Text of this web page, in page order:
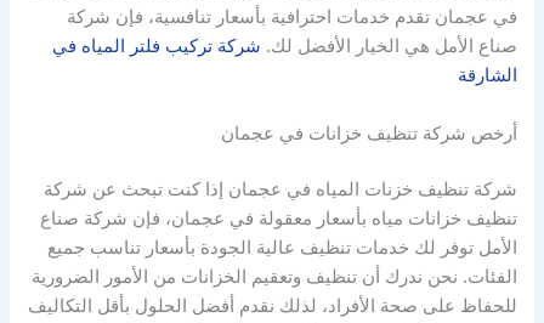
في عجمان تقدم خدمات احترافية بأسعار تنافسية، فإن شركة
صناع الأمل هي الخيار الأفضل لك. شركة تركيب فلتر المياه في
الشارقة
أرخص شركة تنظيف خزانات في عجمان
شركة تنظيف خزنات المياه في عجمان إذا كنت تبحث عن شركة
تنظيف خزانات مياه بأسعار معقولة في عجمان، فإن شركة صناع
الأمل توفر لك خدمات تنظيف عالية الجودة بأسعار تناسب جميع
الفئات. نحن ندرك أن تنظيف وتعقيم الخزانات من الأمور الضرورية
للحفاظ على صحة الأفراد، لذلك نقدم أفضل الحلول بأقل التكاليف